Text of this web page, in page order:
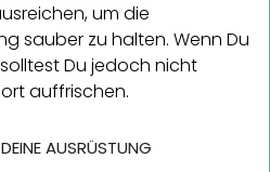
um die
sauber zu halten. Wenn Du
Du jedoch nicht
auffrischen.
AUSRÜSTUNG